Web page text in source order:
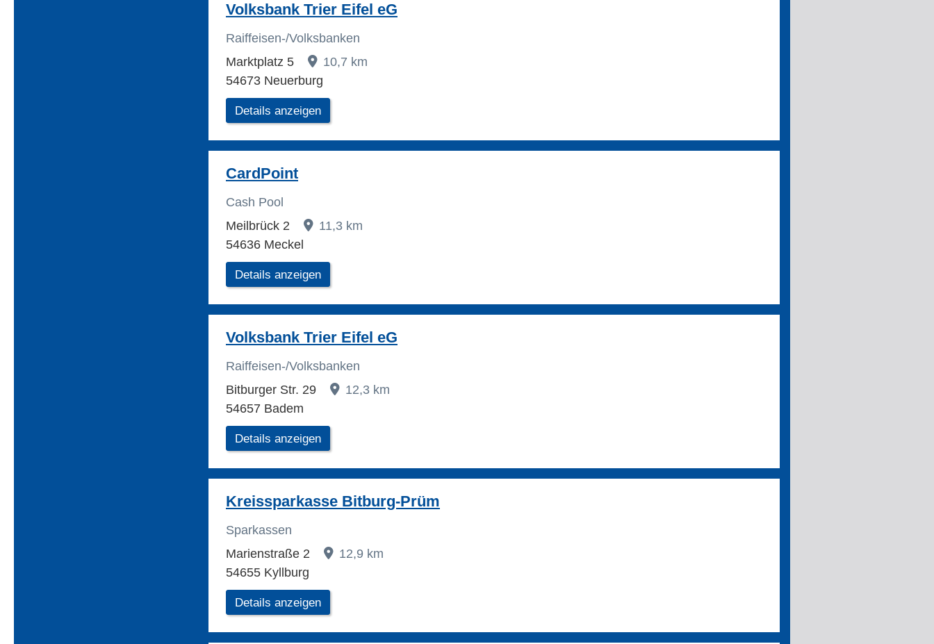
Volksbank Trier Eifel eG
Raiffeisen-/Volksbanken
Marktplatz 5
10,7 km
54673 Neuerburg
Details anzeigen
CardPoint
Cash Pool
Meilbrück 2
11,3 km
54636 Meckel
Details anzeigen
Volksbank Trier Eifel eG
Raiffeisen-/Volksbanken
Bitburger Str. 29
12,3 km
54657 Badem
Details anzeigen
Kreissparkasse Bitburg-Prüm
Sparkassen
Marienstraße 2
12,9 km
54655 Kyllburg
Details anzeigen